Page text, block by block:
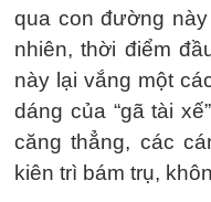
qua con đường
nhiên, thời điểm
này lại vắng một
dáng của “gã tài
căng thẳng, các
kiên trì bám trụ,